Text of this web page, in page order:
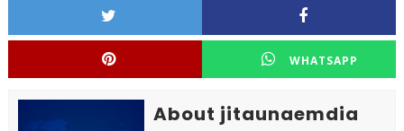
WHATSAPP
About jitaunaemdia